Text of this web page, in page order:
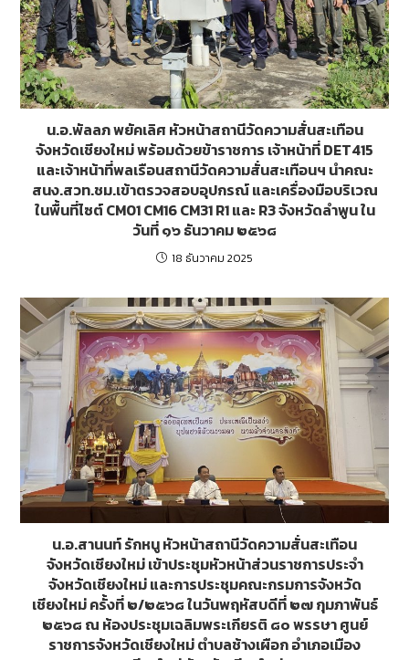
น.อ.พัลลภ พยัคเลิศ หัวหน้าสถานีวัดความสั่นสะเทือน
จังหวัดเชียงใหม่ พร้อมด้วยข้าราชการ เจ้าหน้าที่ DET415
และเจ้าหน้าที่พลเรือนสถานีวัดความสั่นสะเทือนฯ นำคณะ
สนง.สวท.ชม.เข้าตรวจสอบอุปกรณ์ และเครื่องมือบริเวณ
ในพื้นที่ไซต์ CM01 CM16 CM31 R1 และ R3 จังหวัดลำพูน ใน
วันที่ ๑๖ ธันวาคม ๒๕๖๘
18 ธันวาคม 2025
น.อ.สานนท์ รักหนู หัวหน้าสถานีวัดความสั่นสะเทือน
จังหวัดเชียงใหม่ เข้าประชุมหัวหน้าส่วนราชการประจำ
จังหวัดเชียงใหม่ และการประชุมคณะกรมการจังหวัด
เชียงใหม่ ครั้งที่ ๒/๒๕๖๘ ในวันพฤหัสบดีที่ ๒๗ กุมภาพันธ์
๒๕๖๘ ณ ห้องประชุมเฉลิมพระเกียรติ ๘๐ พรรษา ศูนย์
ราชการจังหวัดเชียงใหม่ ตำบลช้างเผือก อำเภอเมือง